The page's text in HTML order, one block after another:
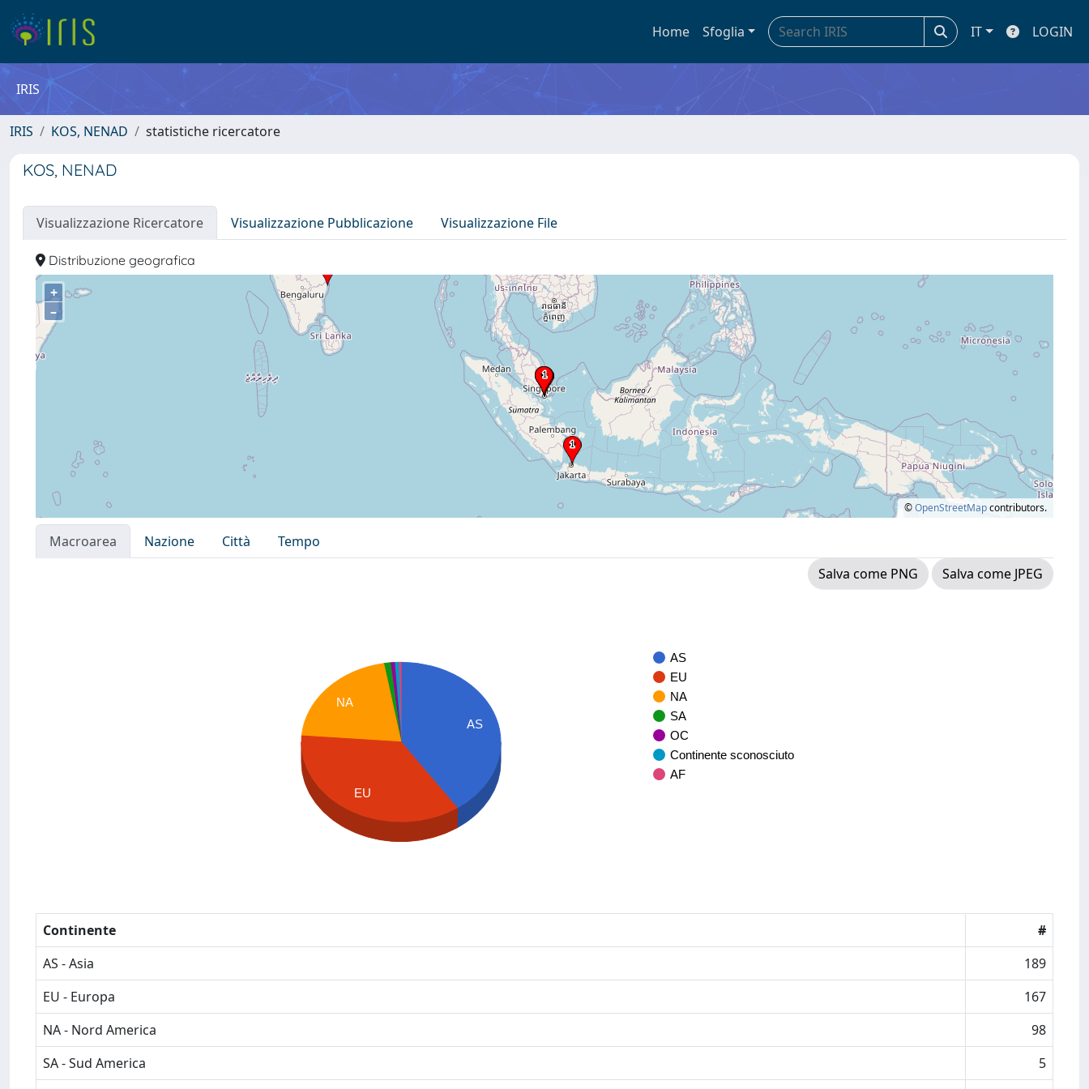
Home Sfoglia IT LOGIN
IRIS
IRIS KOS, NENAD statistiche ricercatore
KOS, NENAD
Visualizzazione Ricercatore Visualizzazione Pubblicazione Visualizzazione File
Distribuzione geografica
+
–
©OpenStreetMapcontributors.
Macroarea Nazione Città
Tempo
Salva come PNG
Salva come JPEG
AS
EU
NA
SA
OC
Continente sconosciuto
AF
AS
NA
EU
Continente
#
AS - Asia
189
EU - Europa
167
NA - Nord America
98
SA - Sud America
5